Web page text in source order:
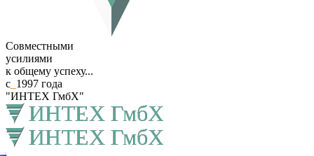
Совместными
усилиями
к общему успеху...
с 1997 года
"ИНТЕХ ГмбХ"